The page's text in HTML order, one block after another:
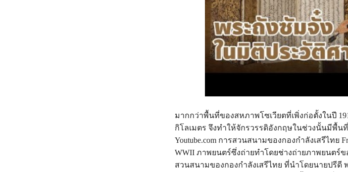
มากกว่าพื้นที่ของสหภาพโซเวียตที่เพิ่งก่อตั้งในปี
กิโลเมตร จึงทำให้จักรวรรดิอังกฤษในช่วงนั้นมีพื้น
Youtube.com การสวนสนามของกองกำลังเสรีไทย
WWII ภาพยนตร์ซึ่งถ่ายทำโดยช่างถ่ายภาพยนตร์
สวนสนามของกองกำลังเสรีไทย ที่นำโดยนายปรีดี